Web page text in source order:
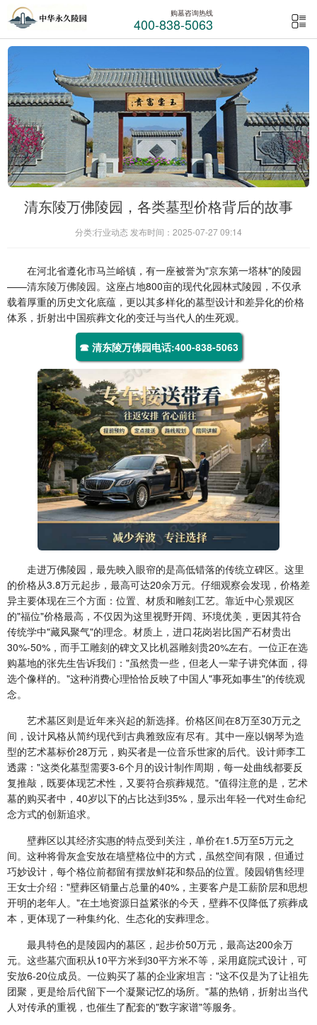
购墓咨询热线
400-838-5063
清东陵万佛陵园，各类墓型价格背后的故事
分类:行业动态 发布时间：2025-07-27 09:14
在河北省遵化市马兰峪镇，有一座被誉为"京东第一塔林"的陵园
——清东陵万佛陵园。这座占地800亩的现代化园林式陵园，不仅承
载着厚重的历史文化底蕴，更以其多样化的墓型设计和差异化的价格
体系，折射出中国殡葬文化的变迁与当代人的生死观。
☎ 清东陵万佛园电话:400-838-5063
走进万佛陵园，最先映入眼帘的是高低错落的传统立碑区。这里
的价格从3.8万元起步，最高可达20余万元。仔细观察会发现，价格差
异主要体现在三个方面：位置、材质和雕刻工艺。靠近中心景观区
的"福位"价格最高，不仅因为这里视野开阔、环境优美，更因其符合
传统学中"藏风聚气"的理念。材质上，进口花岗岩比国产石材贵出
30%-50%，而手工雕刻的碑文又比机器雕刻贵20%左右。一位正在选
购墓地的张先生告诉我们："虽然贵一些，但老人一辈子讲究体面，得
选个像样的。"这种消费心理恰恰反映了中国人"事死如事生"的传统观
念。
艺术墓区则是近年来兴起的新选择。价格区间在8万至30万元之
间，设计风格从简约现代到古典雅致应有尽有。其中一座以钢琴为造
型的艺术墓标价28万元，购买者是一位音乐世家的后代。设计师李工
透露："这类化墓型需要3-6个月的设计制作周期，每一处曲线都要反
复推敲，既要体现艺术性，又要符合殡葬规范。"值得注意的是，艺术
墓的购买者中，40岁以下的占比达到35%，显示出年轻一代对生命纪
念方式的创新追求。
壁葬区以其经济实惠的特点受到关注，单价在1.5万至5万元之
间。这种将骨灰盒安放在墙壁格位中的方式，虽然空间有限，但通过
巧妙设计，每个格位前都留有摆放鲜花和祭品的位置。陵园销售经理
王女士介绍："壁葬区销量占总量的40%，主要客户是工薪阶层和思想
开明的老年人。"在土地资源日益紧张的今天，壁葬不仅降低了殡葬成
本，更体现了一种集约化、生态化的安葬理念。
最具特色的是陵园内的墓区，起步价50万元，最高达200余万
元。这些墓穴面积从10平方米到30平方米不等，采用庭院式设计，可
安放6-20位成员。一位购买了墓的企业家坦言："这不仅是为了让祖先
团聚，更是给后代留下一个凝聚记忆的场所。"墓的热销，折射出当代
人对传承的重视，也催生了配套的"数字家谱"等服务。